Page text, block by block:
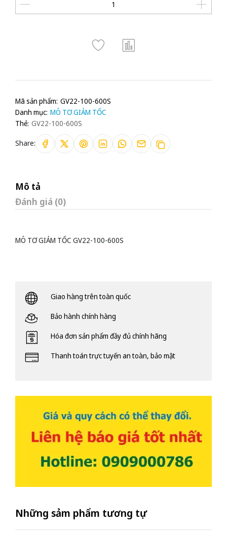
Mã sản phẩm: GV22-100-600S
Danh mục: MÔ TƠ GIẢM TỐC
Thẻ: GV22-100-600S
Share:
Mô tả
Đánh giá (0)
MÔ TƠ GIẢM TỐC GV22-100-600S
Giao hàng trên toàn quốc
Bảo hành chính hàng
Hóa đơn sản phẩm đầy đủ chính hãng
Thanh toán trực tuyến an toàn, bảo mật
Những sảm phẩm tương tự